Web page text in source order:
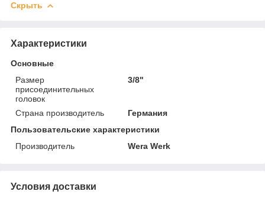
Скрыть
Характеристики
Основные
Размер
присоединительных
головок
3/8"
Страна производитель
Германия
Пользовательские характеристики
Производитель
Wera Werk
Условия доставки